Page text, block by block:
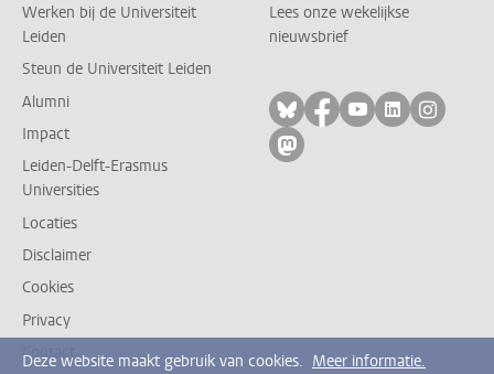
Werken bij de Universiteit
Leiden
Steun de Universiteit Leiden
Alumni
Impact
Leiden-Delft-Erasmus
Universities
Locaties
Disclaimer
Cookies
Privacy
Contact
Lees onze wekelijkse
nieuwsbrief
Volg ons op bluesky
Volg ons op
Volg ons op
Volg ons
Volg
Volg ons op mastodon
Deze website maakt gebruik van cookies. Meer informatie.